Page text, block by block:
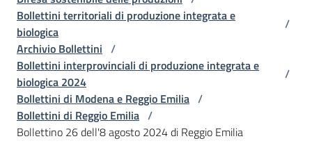
Avversità
delle
piante
Sorveglianza
Bollettini territoriali di produzione integrata e
biologica
/
Archivio Bollettini /
Bollettini interprovinciali di produzione integrata e
biologica 2024
/
Bollettini di Modena e Reggio Emilia /
Bollettini di Reggio Emilia /
Bollettino 26 dell'8 agosto 2024 di Reggio Emilia